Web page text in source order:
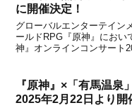
に開催決定！
グローバルエンターテイン
ールドRPG『原神』におい
神』オンラインコンサート
『原神』×「有馬温泉
2025年2月22日より開